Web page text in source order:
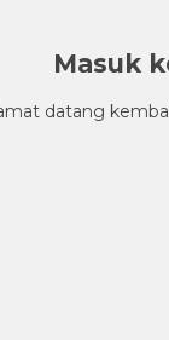
Masuk
datang